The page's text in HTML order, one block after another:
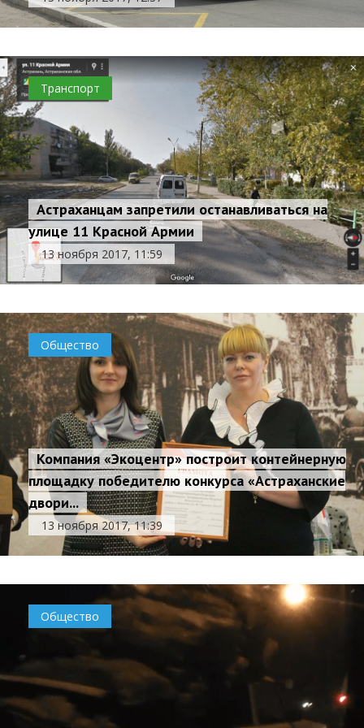
Транспорт
Астраханцам запретили останавливаться на
улице 11 Красной Армии
13 ноября 2017, 11:59
Общество
Компания «Экоцентр» построит контейнерную
площадку победителю конкурса «Астраханские
двори...
13 ноября 2017, 11:39
Общество